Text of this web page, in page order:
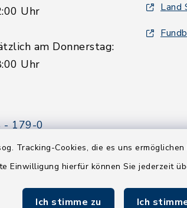
Tracking-Cookies, die es uns
Einwilligung hierfür können Sie jederzeit
Ich stimme zu Ich
Uhr
am Donnerstag:
Uhr
- 179-0
- 179-44
boostedt-
Land